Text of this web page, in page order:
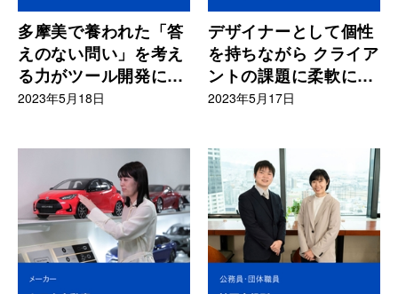
多摩美で養われた「答
えのない問い」を考え
る力がツール開発に活
かされる
2023年5月18日
デザイナーとして個性
を持ちながら クライア
ントの課題に柔軟に対
応する
2023年5月17日